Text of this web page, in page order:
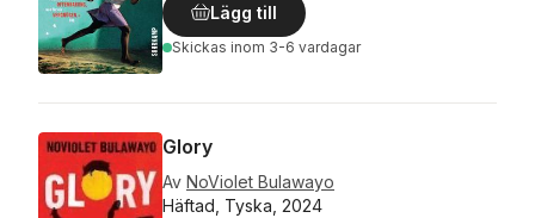
Lägg till
Skickas inom 3-6 vardagar
Glory
Av NoViolet Bulawayo
Häftad, Tyska, 2024